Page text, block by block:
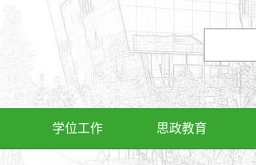
学位工作 思政教育